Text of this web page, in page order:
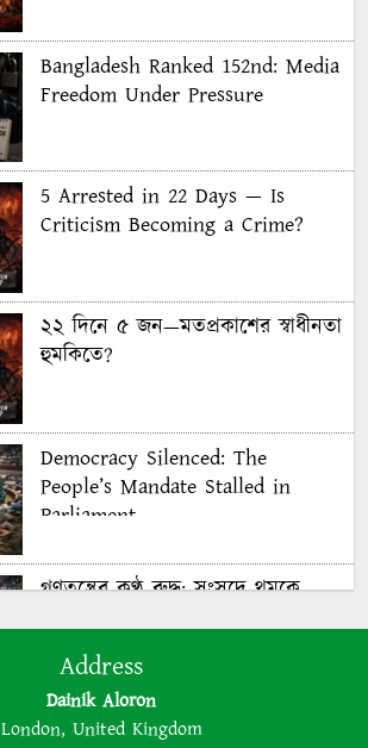
Bangladesh Ranked 152nd: Media
Freedom Under Pressure
5 Arrested in 22 Days — Is
Criticism Becoming a Crime?
২২ দিনে ৫ জন—মতপ্রকাশের স্বাধীনতা
হুমকিতে?
Democracy Silenced: The
People’s Mandate Stalled in
Parliament
গণতন্ত্রের কণ্ঠ রুদ্ধ: সংসদে থমকে
The BNP is disregarding
Address
Dainik Aloron
London, United Kingdom